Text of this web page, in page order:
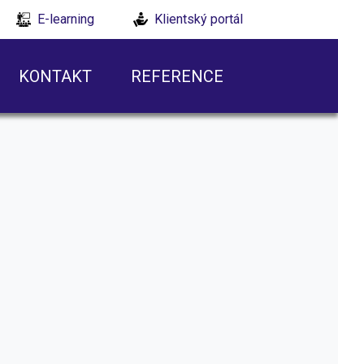
E-learning Klientský portál
KONTAKT REFERENCE